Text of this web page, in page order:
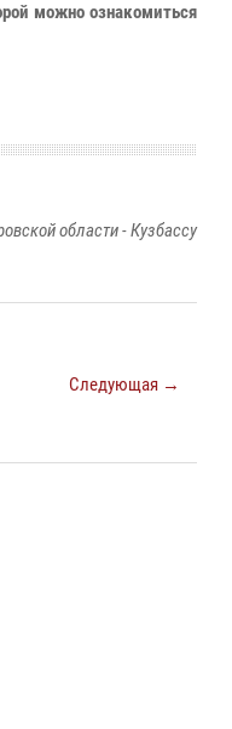
можно ознакомиться
области - Кузбассу
Следующая →